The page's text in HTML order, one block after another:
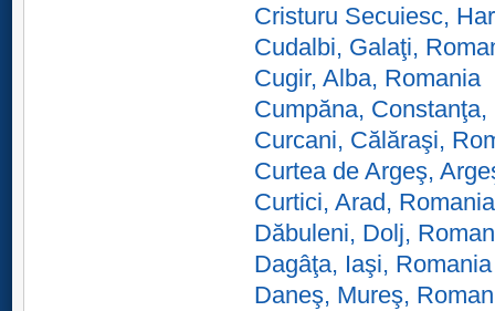
Cristuru Secuiesc,
Cudalbi, Galaţi,
Cugir, Alba, Romania
Cumpăna, Constanţa,
Curcani, Călăraşi,
Curtea de Argeş,
Curtici, Arad, Romania
Dăbuleni, Dolj,
Dagâţa, Iaşi, Romania
Daneş, Mureş,